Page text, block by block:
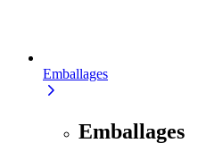
Emballages
Emballages